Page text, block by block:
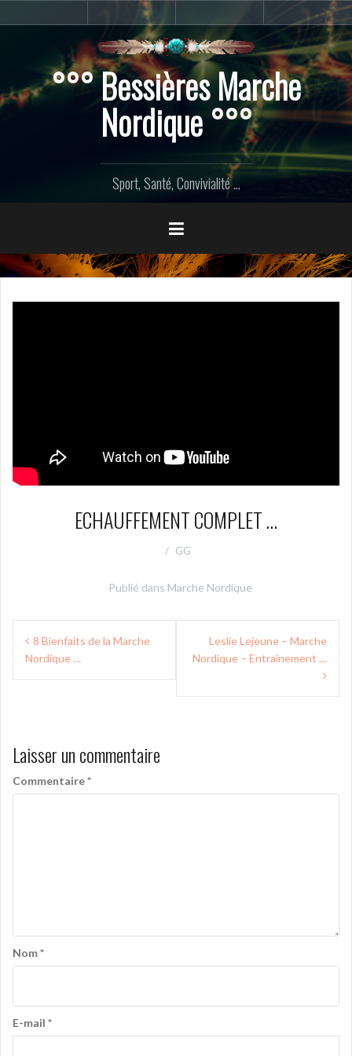
au
Marche
Nordique
Home
°°° Bessières Marche
Nordique °°°
Sport, Santé, Convivialité ...
ECHAUFFEMENT COMPLET …
GG
Publié dans Marche Nordique
Navigation
de8 Bienfaits de la Marche
Nordique …
‎Leslie Lejeune‎ – Marche
Nordique – Entrainement …
Laisser un commentaire
Commentaire*
Nom*
E-mail *